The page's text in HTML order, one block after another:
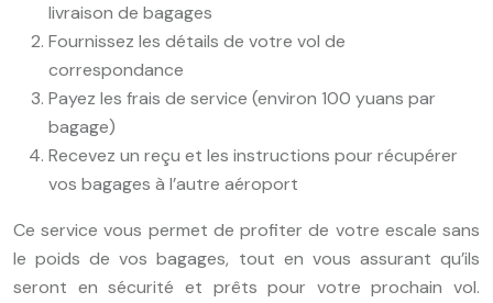
livraison de bagages
Fournissez les détails de votre vol de
correspondance
Payez les frais de service (environ 100 yuans par
bagage)
Recevez un reçu et les instructions pour récupérer
vos bagages à l’autre aéroport
Ce service vous permet de profiter de votre escale sans
le poids de vos bagages, tout en vous assurant qu’ils
seront en sécurité et prêts pour votre prochain vol.